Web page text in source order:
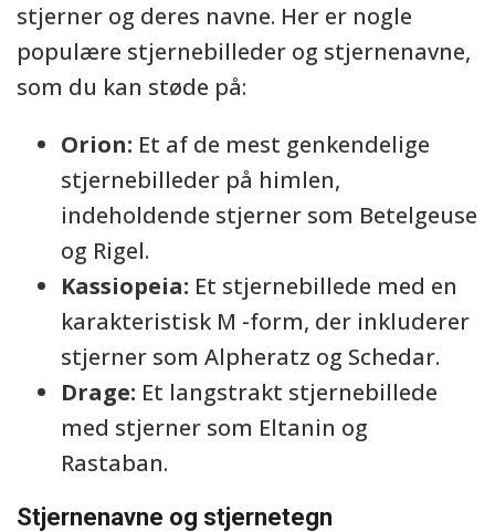
stjerner og deres navne. Her er nogle
populære stjernebilleder og stjernenavne,
som du kan støde på:
Orion: Et af de mest genkendelige
stjernebilleder på himlen,
indeholdende stjerner som Betelgeuse
og Rigel.
Kassiopeia: Et stjernebillede med en
karakteristisk M -form, der inkluderer
stjerner som Alpheratz og Schedar.
Drage: Et langstrakt stjernebillede
med stjerner som Eltanin og
Rastaban.
Stjernenavne og stjernetegn